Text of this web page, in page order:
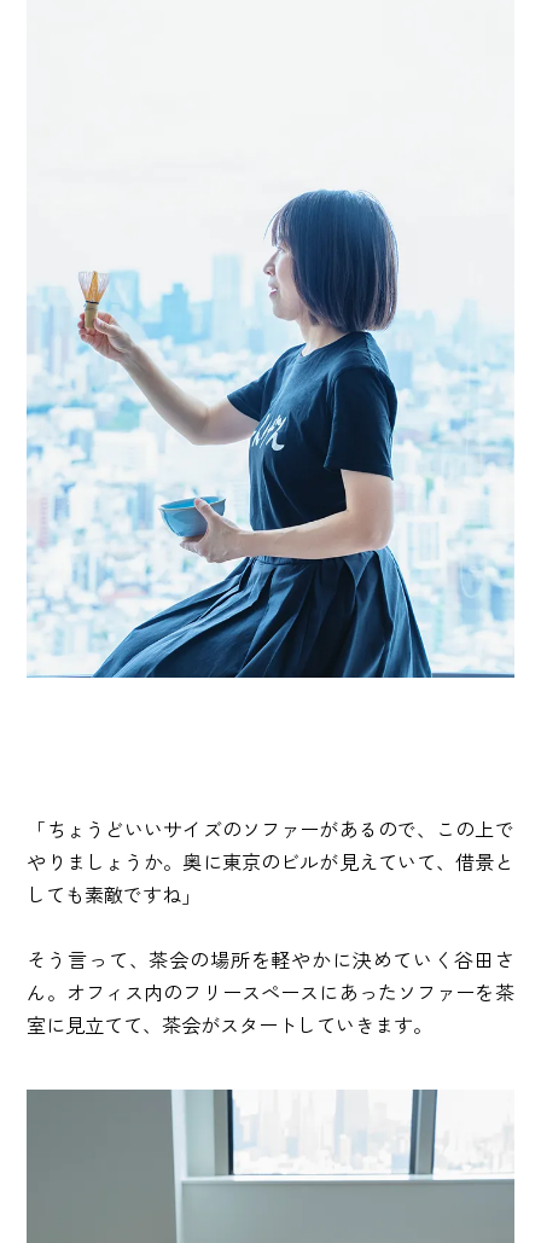
「ちょうどいいサイズのソファーがあるので、この上で
やりましょうか。奥に東京のビルが見えていて、借景と
しても素敵ですね」
そう言って、茶会の場所を軽やかに決めていく谷田さ
ん。オフィス内のフリースペースにあったソファーを茶
室に見立てて、茶会がスタートしていきます。